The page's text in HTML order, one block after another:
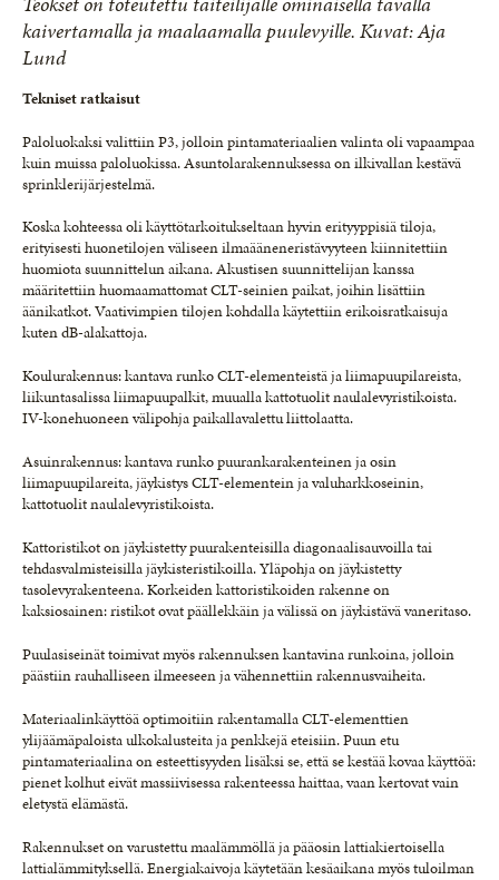
kaivertamalla ja maalaamalla puulevyille. Kuvat: Aja
Lund
Tekniset ratkaisut
Paloluokaksi valittiin P3, jolloin pintamateriaalien valinta oli vapaampaa
kuin muissa paloluokissa. Asuntolarakennuksessa on ilkivallan kestävä
sprinklerijärjestelmä.
Koska kohteessa oli käyttötarkoitukseltaan hyvin erityyppisiä tiloja,
erityisesti huonetilojen väliseen ilmaääneneristävyyteen kiinnitettiin
huomiota suunnittelun aikana. Akustisen suunnittelijan kanssa
määritettiin huomaamattomat CLT-seinien paikat, joihin lisättiin
äänikatkot. Vaativimpien tilojen kohdalla käytettiin erikoisratkaisuja
kuten dB-alakattoja.
Koulurakennus: kantava runko CLT-elementeistä ja liimapuupilareista,
liikuntasalissa liimapuupalkit, muualla kattotuolit naulalevyristikoista.
IV-konehuoneen välipohja paikallavalettu liittolaatta.
Asuinrakennus: kantava runko puurankarakenteinen ja osin
liimapuupilareita, jäykistys CLT-elementein ja valuharkkoseinin,
kattotuolit naulalevyristikoista.
Kattoristikot on jäykistetty puurakenteisilla diagonaalisauvoilla tai
tehdasvalmisteisilla jäykisteristikoilla. Yläpohja on jäykistetty
tasolevyrakenteena. Korkeiden kattoristikoiden rakenne on
kaksiosainen: ristikot ovat päällekkäin ja välissä on jäykistävä vaneritaso.
Puulasiseinät toimivat myös rakennuksen kantavina runkoina, jolloin
päästiin rauhalliseen ilmeeseen ja vähennettiin rakennusvaiheita.
Materiaalinkäyttöä optimoitiin rakentamalla CLT-elementtien
ylijäämäpaloista ulkokalusteita ja penkkejä eteisiin. Puun etu
pintamateriaalina on esteettisyyden lisäksi se, että se kestää kovaa käyttöä:
pienet kolhut eivät massiivisessa rakenteessa haittaa, vaan kertovat vain
eletystä elämästä.
Rakennukset on varustettu maalämmöllä ja pääosin lattiakiertoisella
lattialämmityksellä. Energiakaivoja käytetään kesäaikana myös tuloilman